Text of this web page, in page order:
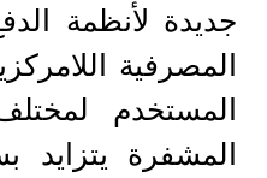
جديدة لأنظمة
المصرفية
المستخدم
المشفرة